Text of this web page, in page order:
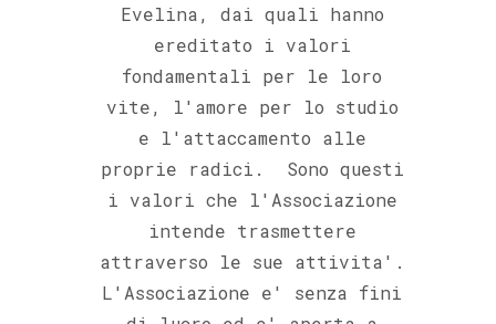
Evelina, dai quali hanno
ereditato i valori
fondamentali per le loro
vite, l'amore per lo studio
e l'attaccamento alle
proprie radici. Sono questi
i valori che l'Associazione
intende trasmettere
attraverso le sue attivita'.
L'Associazione e' senza fini